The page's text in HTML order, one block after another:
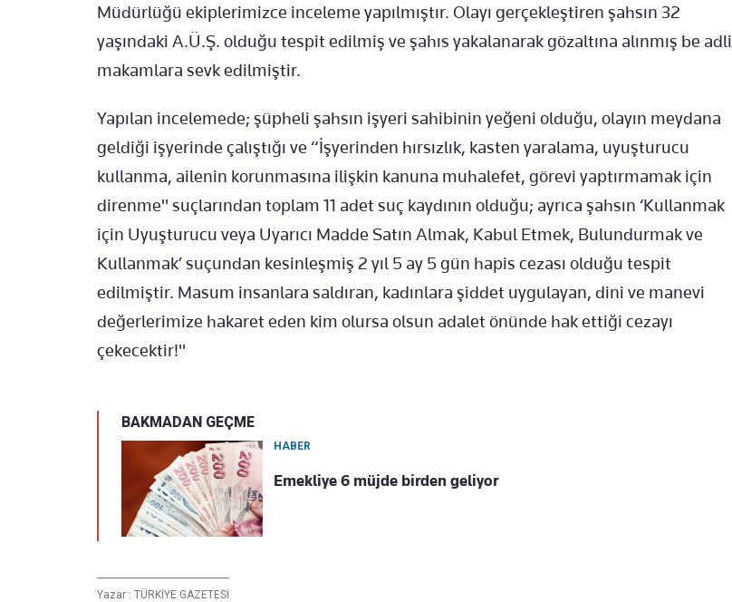
Müdürlüğü ekiplerimizce inceleme yapılmıştır. Olayı gerçekleştiren şahsın 32
yaşındaki A.Ü.Ş. olduğu tespit edilmiş ve şahıs yakalanarak gözaltına alınmış be adli
makamlara sevk edilmiştir.
Yapılan incelemede; şüpheli şahsın işyeri sahibinin yeğeni olduğu, olayın meydana
geldiği işyerinde çalıştığı ve “İşyerinden hırsızlık, kasten yaralama, uyuşturucu
kullanma, ailenin korunmasına ilişkin kanuna muhalefet, görevi yaptırmamak için
direnme" suçlarından toplam 11 adet suç kaydının olduğu; ayrıca şahsın ‘Kullanmak
için Uyuşturucu veya Uyarıcı Madde Satın Almak, Kabul Etmek, Bulundurmak ve
Kullanmak’ suçundan kesinleşmiş 2 yıl 5 ay 5 gün hapis cezası olduğu tespit
edilmiştir. Masum insanlara saldıran, kadınlara şiddet uygulayan, dini ve manevi
değerlerimize hakaret eden kim olursa olsun adalet önünde hak ettiği cezayı
çekecektir!"
BAKMADAN GEÇME
HABER
Emekliye 6 müjde birden geliyor
Yazar : TÜRKİYE GAZETESİ